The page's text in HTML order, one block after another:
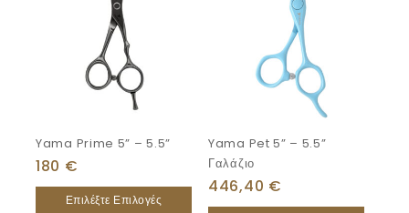
Yama Prime 5” – 5.5”
180 €
Επιλέξτε Επιλογές
Yama Pet 5” – 5.5”
Γαλάζιο
446,40 €